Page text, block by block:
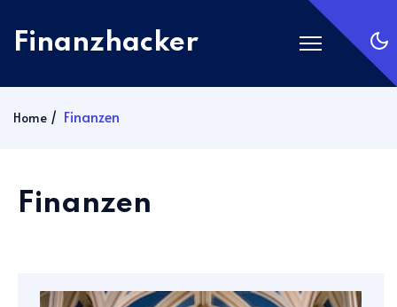
Finanzhacker
Home Finanzen
Finanzen